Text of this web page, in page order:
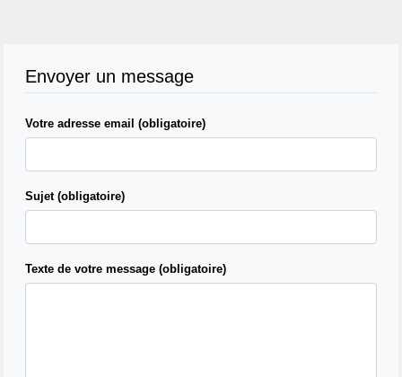
Envoyer un message
Votre adresse email (obligatoire)
Sujet (obligatoire)
Texte de votre message (obligatoire)